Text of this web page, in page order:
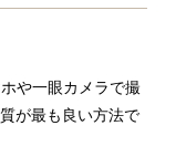
ホや一眼カメラで撮
が最も良い方法で